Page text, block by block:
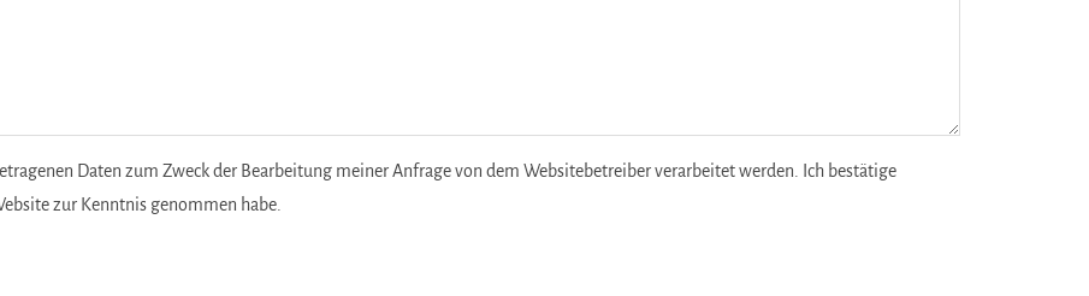
Daten zum Zweck der Bearbeitung meiner Anfrage von dem Websitebetreiber verarbeitet werden. Ich bestätige
zur Kenntnis genommen habe.